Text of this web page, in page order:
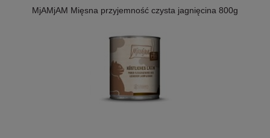
MjAMjAM Mięsna przyjemność czysta jagnięcina 800g